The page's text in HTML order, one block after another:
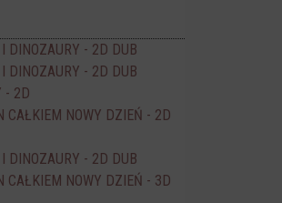
DINOZAURY - 2D DUB
DINOZAURY - 2D DUB
- 2D
CAŁKIEM NOWY DZIEŃ - 2D
DINOZAURY - 2D DUB
CAŁKIEM NOWY DZIEŃ - 3D